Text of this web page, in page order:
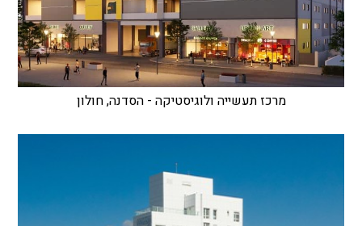
מרכז תעשייה ולוגיסטיקה - הסדנה, חולון